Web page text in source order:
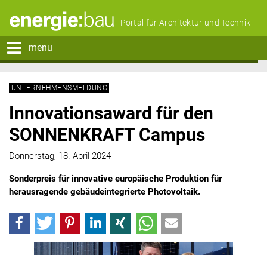
Portal für Architektur und Technik
menu
UNTERNEHMENSMELDUNG
Innovationsaward für den
SONNENKRAFT Campus
Donnerstag, 18. April 2024
Sonderpreis für innovative europäische Produktion für
herausragende gebäudeintegrierte Photovoltaik.